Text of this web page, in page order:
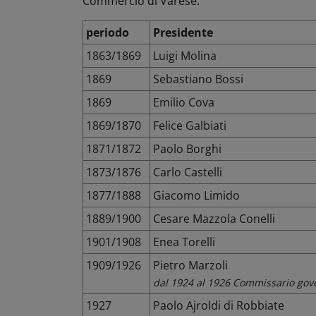
periodo
Presidente
1863/1869
Luigi Molina
1869
Sebastiano Bossi
1869
Emilio Cova
1869/1870
Felice Galbiati
1871/1872
Paolo Borghi
1873/1876
Carlo Castelli
1877/1888
Giacomo Limido
1889/1900
Cesare Mazzola Conelli
1901/1908
Enea Torelli
1909/1926
Pietro Marzoli
dal 1924 al 1926 Commissario
1927 Paolo Ajroldi di Robbiate